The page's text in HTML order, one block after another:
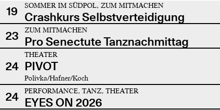
19 SOMMER IM SÜDPOL, ZUM MITMACHEN
Crashkurs Selbstverteidigung
23
ZUM MITMACHEN
Pro Senectute Tanznachmittag
24
THEATER
PIVOT
Polivka/Hafner/Koch
24 PERFORMANCE, TANZ, THEATER
EYES ON 2026